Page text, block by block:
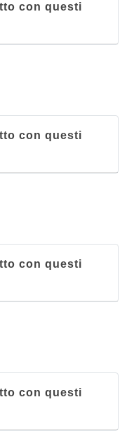
con questi
con questi
con questi
con questi